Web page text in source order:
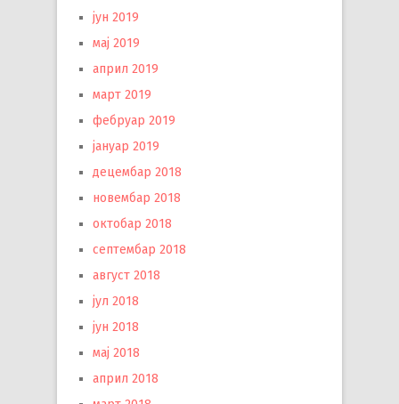
јун 2019
мај 2019
април 2019
март 2019
фебруар 2019
јануар 2019
децембар 2018
новембар 2018
октобар 2018
септембар 2018
август 2018
јул 2018
јун 2018
мај 2018
април 2018